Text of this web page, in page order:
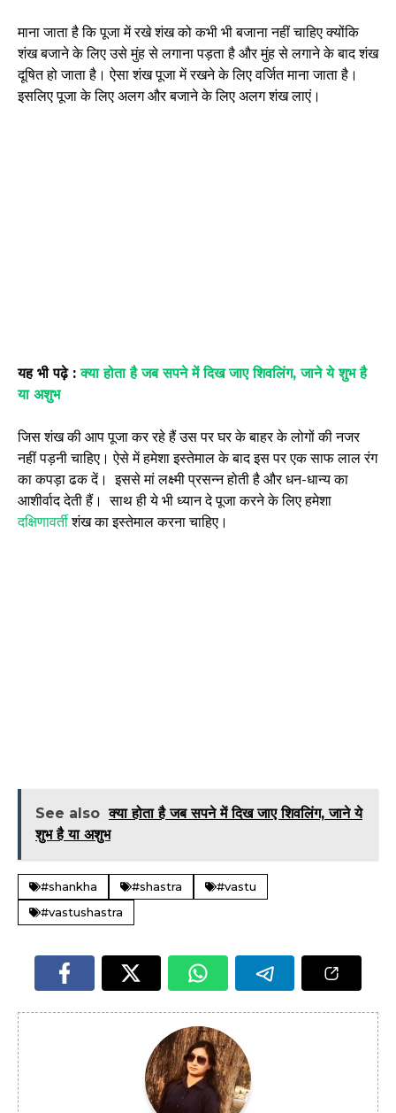
माना जाता है कि पूजा में रखे शंख को कभी भी बजाना नहीं चाहिए क्योंकि
शंख बजाने के लिए उसे मुंह से लगाना पड़ता है और मुंह से लगाने के बाद शंख
दूषित हो जाता है। ऐसा शंख पूजा में रखने के लिए वर्जित माना जाता है।
इसलिए पूजा के लिए अलग और बजाने के लिए अलग शंख लाएं।
यह भी पढ़े :क्या होता है जब सपने में दिख जाए शिवलिंग, जाने ये शुभ है
या अशुभ
जिस शंख की आप पूजा कर रहे हैं उस पर घर के बाहर के लोगों की नजर
नहीं पड़नी चाहिए। ऐसे में हमेशा इस्तेमाल के बाद इस पर एक साफ लाल रंग
का कपड़ा ढक दें। इससे मां लक्ष्मी प्रसन्न होती है और धन-धान्य का
आशीर्वाद देती हैं। साथ ही ये भी ध्यान दे पूजा करने के लिए हमेशा
दक्षिणावर्तीशंख का इस्तेमाल करना चाहिए।
See also क्या होता है जब सपने में दिख जाए शिवलिंग, जाने ये
शुभ है या अशुभ
#shankha #shastra
#vastu
#vastushastra